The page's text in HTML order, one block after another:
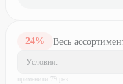
24% Весь
Условия:
применили 79 раз